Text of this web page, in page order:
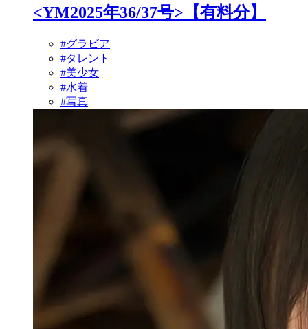
<YM2025年36/37号>【有料分】
#グラビア
#タレント
#美少女
#水着
#写真